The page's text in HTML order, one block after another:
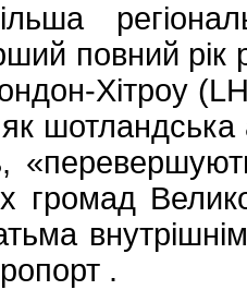
повний
Хітроу
шотландська
громад
.